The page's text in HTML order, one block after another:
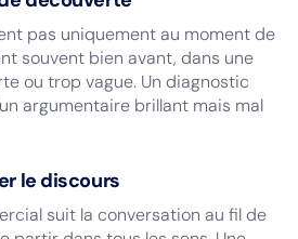
pas uniquement au moment de
souvent bien avant, dans une
ou trop vague. Un diagnostic
argumentaire brillant mais mal
le discours
suit la conversation au fil de